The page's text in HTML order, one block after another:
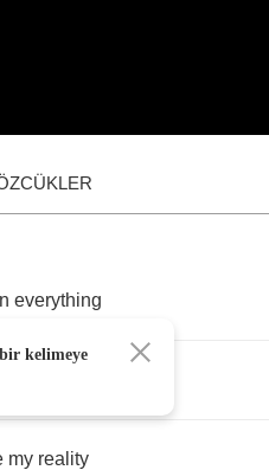
everything
my reality
kelimeye